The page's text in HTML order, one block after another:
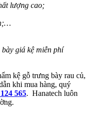
lượng cao;
giá kệ miễn phí
kệ gỗ trưng bày rau củ,
khi mua hàng, quý
565. Hanatech luôn